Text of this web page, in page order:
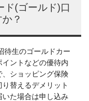
ド(ゴールド)口
？
待生のゴールドカー
イントなどの優待内
ショッピング保険
替えるデメリット
た場合は申し込み